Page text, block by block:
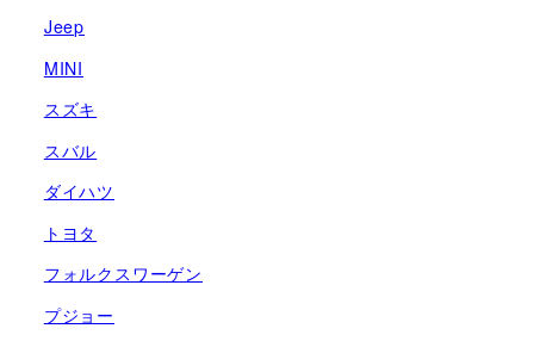
Jeep
MINI
スズキ
スバル
ダイハツ
トヨタ
フォルクスワーゲン
プジョー